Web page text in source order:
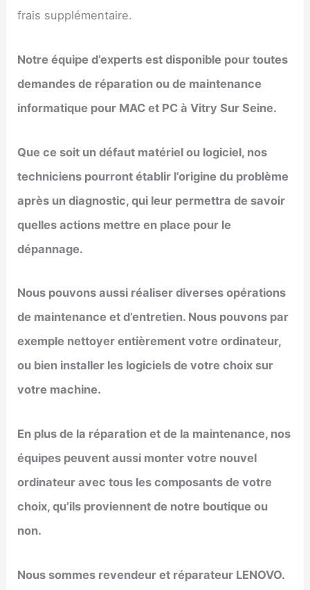
frais supplémentaire.
Notre équipe d’experts est disponible pour toutes
demandes de réparation ou de maintenance
informatique pour MAC et PC àVitry Sur Seine.
Que ce soit un défaut matériel ou logiciel, nos
techniciens pourront établir l’origine du problème
après un diagnostic, qui leur permettra de savoir
quelles actions mettre en place pour le
dépannage.
Nous pouvons aussi réaliser diverses opérations
de maintenance et d’entretien. Nous pouvons par
exemple nettoyer entièrement votre ordinateur,
ou bien installer les logiciels de votre choix sur
votre machine.
En plus de la réparation et de la maintenance, nos
équipes peuvent aussi monter votre nouvel
ordinateur avec tous les composants de votre
choix, qu’ils proviennent de notre boutique ou
non.
Nous sommes revendeur et réparateur LENOVO.